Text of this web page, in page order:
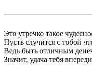
Это утречко такое
Пусть случится с тобой
Ведь быть отличным
Значит, удача тебя